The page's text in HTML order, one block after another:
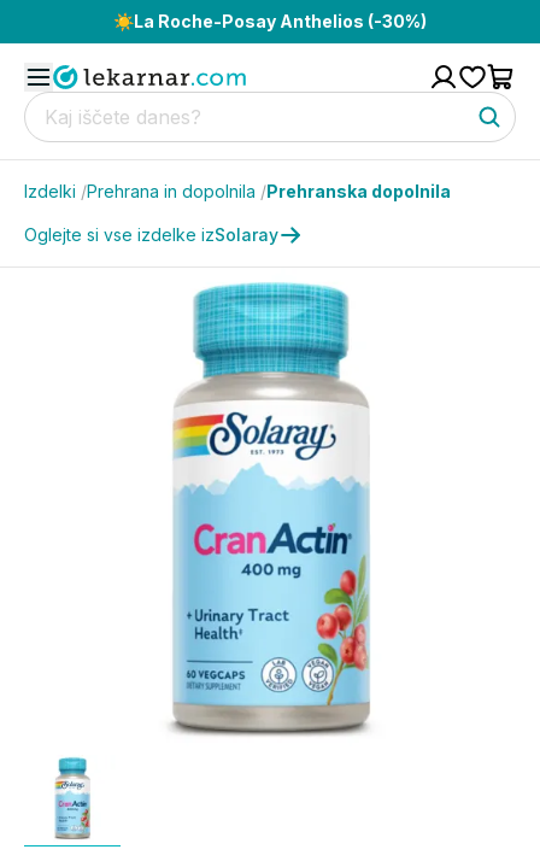
☀️La Roche-Posay Anthelios (-30%)
Izdelki /Prehrana in dopolnila /Prehranska dopolnila
Oglejte si vse izdelke izSolaray